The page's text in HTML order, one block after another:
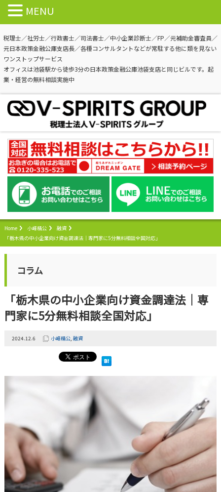
税理士／社労士／行政書士／司法書士／中小企業診断士／FP／元補助金審査員／
元日本政策金融公庫支店長／各種コンサルタントなどが常駐する他に類を見ない
ワンストップサービス
オフィスは池袋駅から徒歩3分の日本政策金融公庫池袋支店と同じビルです。起
業・経営の無料相談実施中
Home 小峰精公
融資
「栃木県の中小企業向け資金調達法｜専門家に5分無料相談全国対応」
コラム
「栃木県の中小企業向け資金調達法｜専
門家に5分無料相談全国対応」
2024.12.6 小峰精公, 融資
MENU